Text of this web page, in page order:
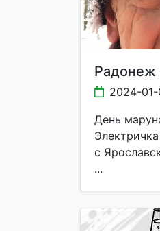
Радонеж
2024-
День
с
...